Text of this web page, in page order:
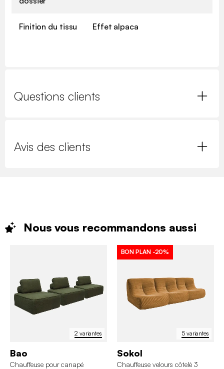
Finition du tissu Effet alpaca
Questions clients
Avis des clients
Nous vous recommandons aussi
2 variantes
Bao
Chauffeuse pour canapé
5 variantes
BON PLAN -20%
Sokol
Chauffeuse velours côtelé 3